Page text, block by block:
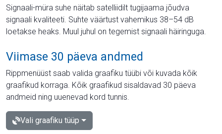
Signaali-müra suhe näitab satelliidilt tugijaama jõudva
signaali kvaliteeti. Suhte väärtust vahemikus 38–54 dB
loetakse heaks. Muul juhul on tegemist signaali häiringuga.
Viimase 30 päeva andmed
Rippmenüüst saab valida graafiku tüübi või kuvada kõik
graafikud korraga. Kõik graafikud sisaldavad 30 päeva
andmeid ning uuenevad kord tunnis.
Vali graafiku tüüp